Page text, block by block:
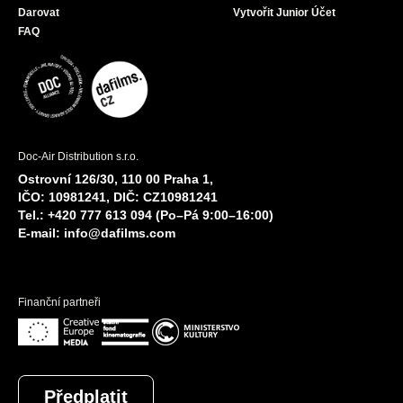
Darovat
FAQ
Vytvořit Junior Účet
Doc-Air Distribution s.r.o.
Ostrovní 126/30, 110 00 Praha 1,
IČO: 10981241, DIČ: CZ10981241
Tel.: +420 777 613 094 (Po–Pá 9:00–16:00)
E-mail: info@dafilms.com
Finanční partneři
Předplatit